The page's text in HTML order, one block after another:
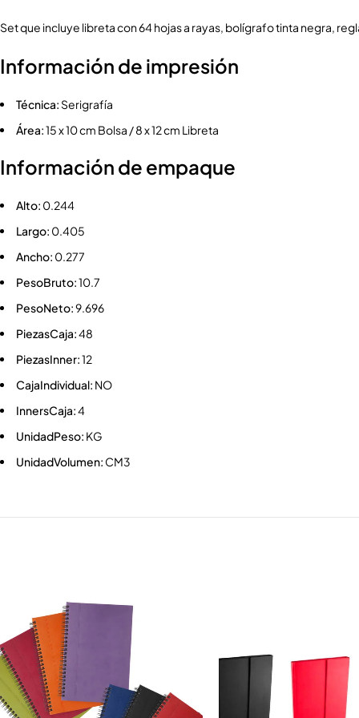
Set que incluye libreta con 64 hojas a rayas, bolígrafo tinta negra,
Información de impresión
Técnica: Serigrafía
Área:15 x 10 cm Bolsa / 8 x 12 cm Libreta
Información de empaque
Alto: 0.244
Largo: 0.405
Ancho: 0.277
PesoBruto:10.7
PesoNeto:9.696
PiezasCaja:48
PiezasInner:12
CajaIndividual: NO
InnersCaja:4
UnidadPeso: KG
UnidadVolumen: CM3